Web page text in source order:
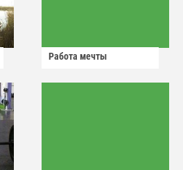
Работа мечты